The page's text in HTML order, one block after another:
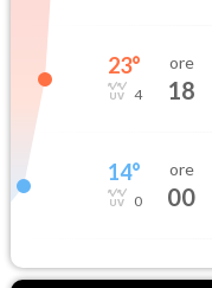
23°
4
ore
18
14°
0
ore
00